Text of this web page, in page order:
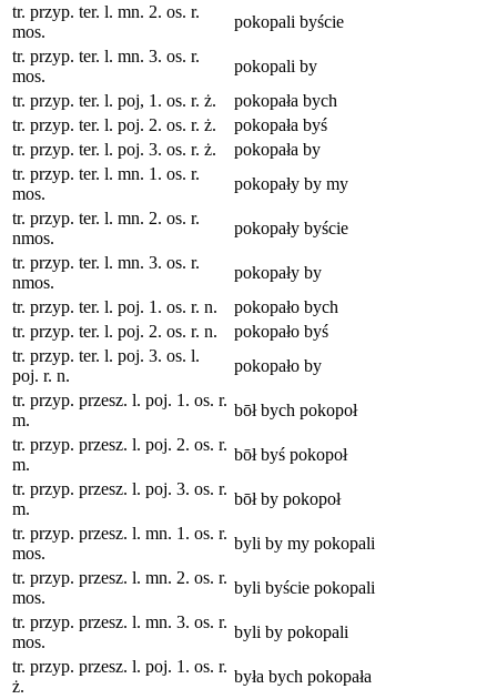
tr. przyp. ter. l. mn. 2. os. r.
mos.
pokopali byście
tr. przyp. ter. l. mn. 3. os. r.
mos.
pokopali by
tr. przyp. ter. l. poj, 1. os. r. ż.
pokopała bych
tr. przyp. ter. l. poj. 2. os. r. ż.
pokopała byś
tr. przyp. ter. l. poj. 3. os. r. ż.
pokopała by
tr. przyp. ter. l. mn. 1. os. r.
mos.
pokopały by my
tr. przyp. ter. l. mn. 2. os. r.
nmos.
pokopały byście
tr. przyp. ter. l. mn. 3. os. r.
nmos.
pokopały by
tr. przyp. ter. l. poj. 1. os. r. n.
pokopało bych
tr. przyp. ter. l. poj. 2. os. r. n.
pokopało byś
tr. przyp. ter. l. poj. 3. os. l.
poj. r. n.
pokopało by
tr. przyp. przesz. l. poj. 1. os. r.
m.
bōł bych pokopoł
tr. przyp. przesz. l. poj. 2. os. r.
m.
bōł byś pokopoł
tr. przyp. przesz. l. poj. 3. os. r.
m.
bōł by pokopoł
tr. przyp. przesz. l. mn. 1. os. r.
mos.
byli by my pokopali
tr. przyp. przesz. l. mn. 2. os. r.
mos.
byli byście pokopali
tr. przyp. przesz. l. mn. 3. os. r.
mos.
byli by pokopali
tr. przyp. przesz. l. poj. 1. os. r.
ż.
była bych pokopała